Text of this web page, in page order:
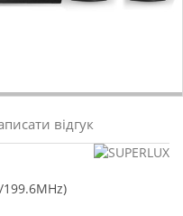
відгук
199.6MHz)